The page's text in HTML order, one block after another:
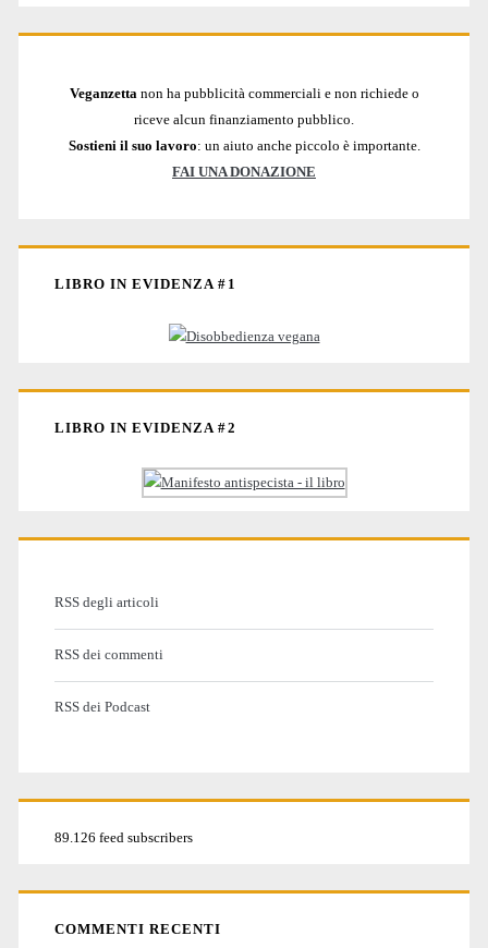
Veganzetta non ha pubblicità commerciali e non richiede o
riceve alcun finanziamento pubblico.
Sostieni il suo lavoro: un aiuto anche piccolo è importante.
FAI UNA DONAZIONE
LIBRO IN EVIDENZA #1
LIBRO IN EVIDENZA #2
RSS degli articoli
RSS dei commenti
RSS dei Podcast
89.126 feed subscribers
COMMENTI RECENTI